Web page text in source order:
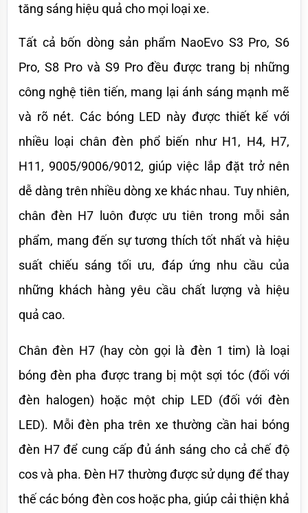
tăng sáng hiệu quả cho mọi loại xe.
Tất cả bốn dòng sản phẩm NaoEvo S3 Pro, S6
Pro, S8 Pro và S9 Pro đều được trang bị những
công nghệ tiên tiến, mang lại ánh sáng mạnh mẽ
và rõ nét. Các bóng LED này được thiết kế với
nhiều loại chân đèn phổ biến như H1, H4, H7,
H11, 9005/9006/9012, giúp việc lắp đặt trở nên
dễ dàng trên nhiều dòng xe khác nhau. Tuy nhiên,
chân đèn H7 luôn được ưu tiên trong mỗi sản
phẩm, mang đến sự tương thích tốt nhất và hiệu
suất chiếu sáng tối ưu, đáp ứng nhu cầu của
những khách hàng yêu cầu chất lượng và hiệu
quả cao.
Chân đèn H7 (hay còn gọi là đèn 1 tim) là loại
bóng đèn pha được trang bị một sợi tóc (đối với
đèn halogen) hoặc một chip LED (đối với đèn
LED). Mỗi đèn pha trên xe thường cần hai bóng
đèn H7 để cung cấp đủ ánh sáng cho cả chế độ
cos và pha. Đèn H7 thường được sử dụng để thay
thế các bóng đèn cos hoặc pha, giúp cải thiện khả